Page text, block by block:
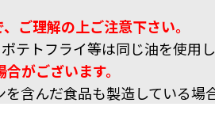
ご理解の上ご注意下さい。
テトフライ等は同じ油を使用
がございます。
含んだ食品も製造している場